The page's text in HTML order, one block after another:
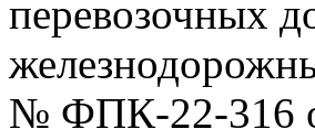
перевозочных
№ ФПК-22-316